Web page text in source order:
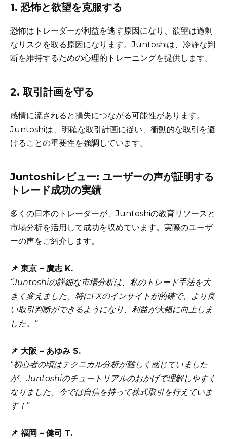
1. 恐怖と欲望を克服する
恐怖はトレーダーが利益を逃す原因になり、欲望は過剰
なリスクを取る原因になります。Juntoshiは、冷静な判
断を維持するための心理的トレーニングを提供します。
2. 取引計画を守る
感情に流されると損失につながる可能性があります。
Juntoshiは、明確な取引計画に従い、衝動的な取引を避
けることの重要性を強調しています。
Juntoshiレビュー: ユーザーの声が証明する
トレード成功の実績
多くの日本のトレーダーが、Juntoshiの教育リソースと
市場分析を活用して成功を収めています。実際のユーザ
ーの声をご紹介します。
📌 東京 – 廣志 K.
“Juntoshiの詳細な市場分析は、私のトレード手法を大
きく変えました。特にFXのインサイトが的確で、より良
い取引判断ができるようになり、利益が大幅に向上しま
した。”
📌 大阪 – あゆみ S.
“初心者の頃はテクニカル分析が難しく感じていました
が、Juntoshiのチュートリアルのおかげで理解しやすく
なりました。今では自信を持って株式取引を行えていま
す！”
📌 福岡 – 健司 T.